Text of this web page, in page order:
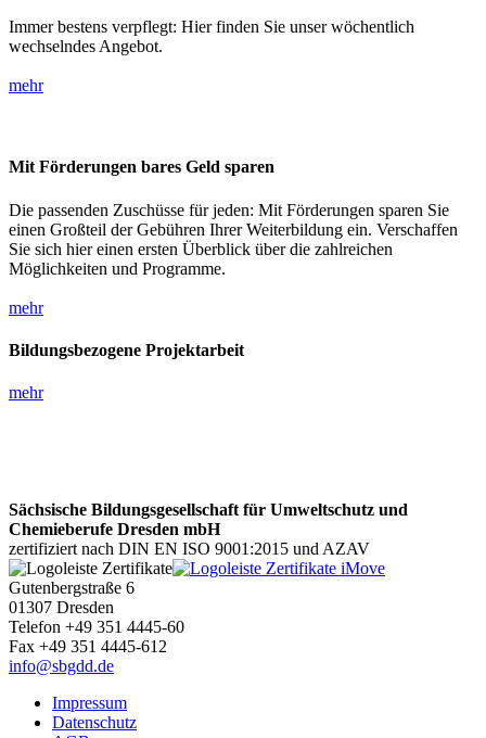
Immer bestens verpflegt: Hier finden Sie unser wöchentlich
wechselndes Angebot.
mehr
Mit Förderungen bares Geld sparen
Die passenden Zuschüsse für jeden: Mit Förderungen sparen Sie
einen Großteil der Gebühren Ihrer Weiterbildung ein. Verschaffen
Sie sich hier einen ersten Überblick über die zahlreichen
Möglichkeiten und Programme.
mehr
Bildungsbezogene Projektarbeit
mehr
Sächsische Bildungsgesellschaft für Umweltschutz und
Chemieberufe Dresden mbH
zertifiziert nach DIN EN ISO 9001:2015 und AZAV
Gutenbergstraße 6
01307 Dresden
Telefon +49 351 4445-60
Fax +49 351 4445-612
info@sbgdd.de
Impressum
Datenschutz